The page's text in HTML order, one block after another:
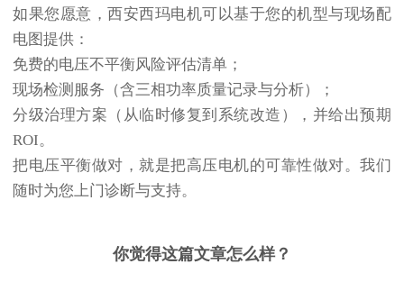
如果您愿意，西安西玛电机可以基于您的机型与现场配
电图提供：
免费的电压不平衡风险评估清单 ；
现场检测服务（含三相功率质量记录与分析）；
分级治理方案（从临时修复到系统改造），并给出预期
ROI。
把电压平衡做对，就是把高压电机的可靠性做对。我们
随时为您上门诊断与支持。
你觉得这篇文章怎么样？